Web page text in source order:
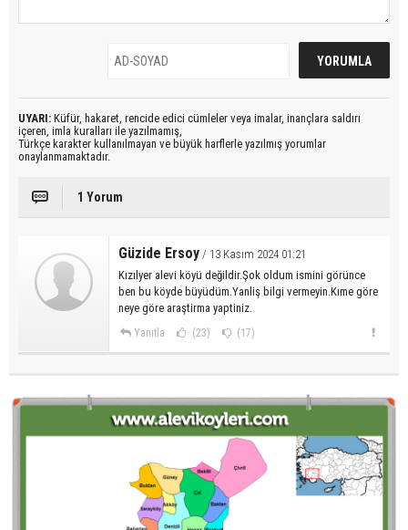
UYARI: Küfür, hakaret, rencide edici cümleler veya imalar, inançlara saldırı
içeren, imla kuralları ile yazılmamış,
Türkçe karakter kullanılmayan ve büyük harflerle yazılmış yorumlar
onaylanmamaktadır.
1 Yorum
Güzide Ersoy / 13 Kasım 2024 01:21
Kızılyer alevi köyü değildir.Şok oldum ismini görünce
ben bu köyde büyüdüm.Yanliş bilgi vermeyin.Kıme göre
neye göre araştirma yaptiniz.
Yanıtla (23) (17)